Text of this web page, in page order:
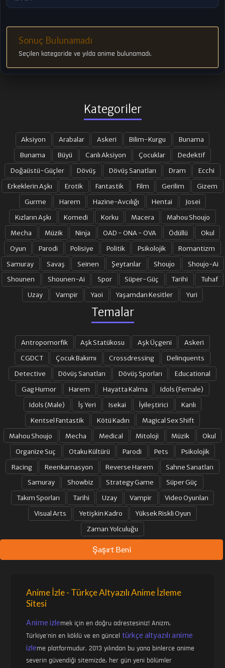
Sonuç Bulunamadı
Seçilen kategoride ve yılda anime bulunamadı.
Kategoriler
Aksiyon Arabalar Askeri Bilim-Kurgu
Bunama
Bunama
Büyü Canlı Aksiyon Çocuklar
Dedektif
Doğaüstü-Güçler
Dövüş Dövüş Sanatları Dram
Ecchi
Erkeklerin Aşkı
Erotik Fantastik Film Gerilim
Gizem
Gurme
Harem Hazine-Avcılığı Hentai
Josei
Kızların Aşkı
Komedi Korku Macera
Mahou Shoujo
Mecha
Müzik Ninja OAD - ONA - OVA Ödüllü
Okul
Oyun
Parodi Polisiye Politik Psikolojik
Romantizm
Samuray
Savaş Seinen Şeytanlar Shoujo
Shoujo-Ai
Shounen
Shounen-Ai Spor Süper-Güç Tarihi
Tuhaf
Uzay
Vampir Yaoi Yaşamdan Kesitler Yuri
Temalar
Antropomorfik Aşk Statükosu Aşk Üçgeni
Askeri
CGDCT
Çocuk Bakımı Crossdressing
Delinquents
Detective
Dövüş Sanatları Dövüş Sporları
Educational
Gag Humor
Harem Hayatta Kalma
Idols (Female)
Idols (Male)
İş Yeri Isekai İyileştirici
Kanlı
Kentsel Fantastik
Kötü Kadın
Magical Sex Shift
Mahou Shoujo
Mecha Medical Mitoloji Müzik
Okul
Organize Suç
Otaku Kültürü Parodi Pets
Psikolojik
Racing
Reenkarnasyon Reverse Harem
Sahne Sanatları
Samuray
Showbiz Strategy Game
Süper Güç
Takım Sporları
Tarihi Uzay Vampir
Video Oyunları
Visual Arts
Yetişkin Kadro
Yüksek Riskli Oyun
Zaman Yolculuğu
Şaşırt Beni
Anime İzle - Türkçe Altyazılı Anime İzleme
Sitesi
Anime izlemek için en doğru adrestesiniz! Anizm,
Türkiye'nin en köklü ve en günceltürkçe altyazılı anime
izleme platformudur. 2013 yılından bu yana binlerce anime
severin güvendiği sitemizde, her gün yeni bölümler